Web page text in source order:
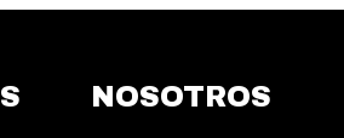
NOSOTROS